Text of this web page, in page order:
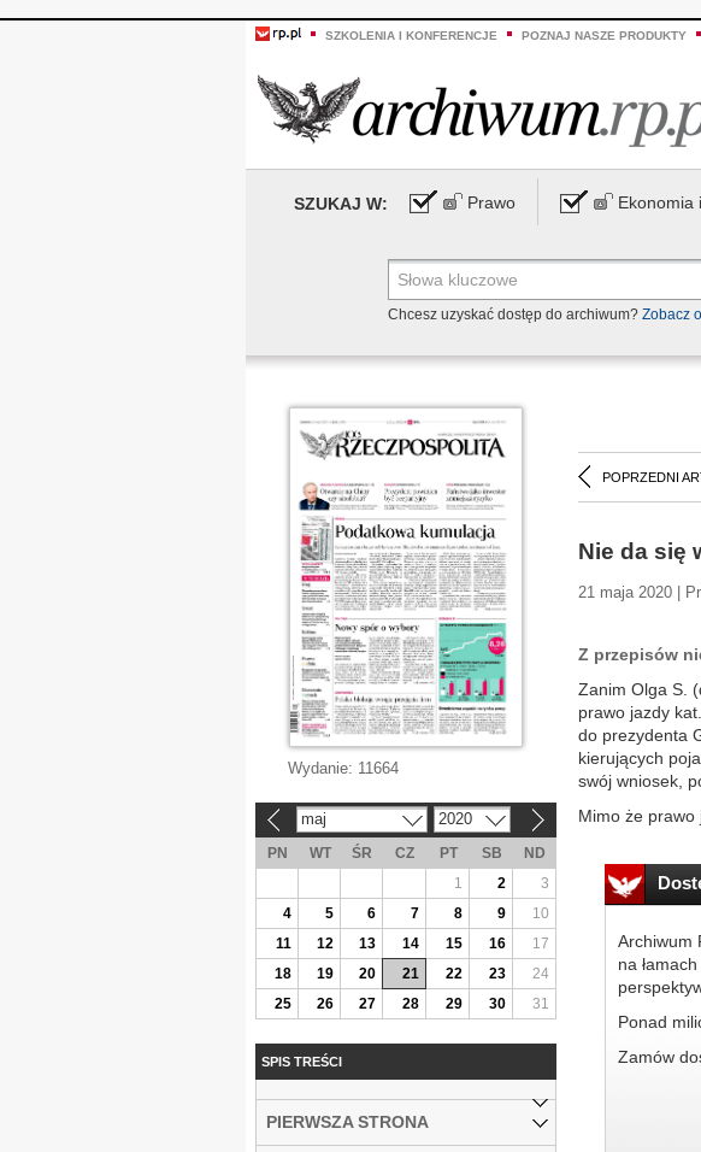
SZKOLENIA I KONFERENCJE POZNAJ NASZE PRODUKTY
SZUKAJ W: Prawo Ekonomia
Chcesz uzyskać dostęp do archiwum? Zobacz
POPRZEDNI
Nie da się
21 maja 2020 |
Z przepisów
Zanim Olga S.
prawo jazdy
do prezydenta
kierujących
swój wniosek,
Mimo że prawo
Archiwum
na
Ponad
Zamów
Wydanie: 11664
maj 2020
PN WT ŚR CZ PT SB
ND
1
2
3
4
5 6 7 8 9
10
11
12 13 14 15 16
17
18
19 20 21 22 23
24
25
26 27 28 29 30 31
SPIS TREŚCI
PIERWSZA STRONA